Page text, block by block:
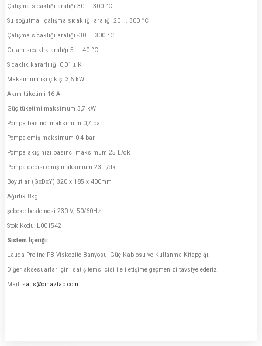
Çalışma sıcaklığı aralığı 30 ... 300 °C
Su soğutmalı çalışma sıcaklığı aralığı 20 ... 300 °C
Çalışma sıcaklığı aralığı -30 ... 300 °C
Ortam sıcaklık aralığı 5 ... 40 °C
Sıcaklık kararlılığı 0,01 ± K
Maksimum ısı çıkışı 3,6 kW
Akım tüketimi 16 A
Güç tüketimi maksimum 3,7 kW
Pompa basıncı maksimum 0,7 bar
Pompa emiş maksimum 0,4 bar
Pompa akış hızı basıncı maksimum 25 L/dk
Pompa debisi emiş maksimum 23 L/dk
Boyutlar (GxDxY) 320 x 185 x 400mm
Ağırlık 8kg
şebeke beslemesi 230 V; 50/60Hz
Stok Kodu: L001542
Sistem İçeriği:
Lauda Proline PB Viskozite Banyosu, Güç Kablosu ve Kullanma Kitapçığı.
Diğer aksesuarlar için; satış temsilcisi ile iletişime geçmenizi tavsiye ederiz.
Mail: satis@cihazlab.com